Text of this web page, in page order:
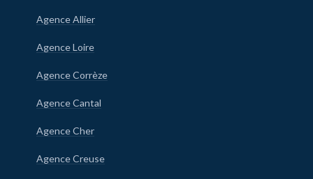
Agence Allier
Agence Loire
Agence Corrèze
Agence Cantal
Agence Cher
Agence Creuse